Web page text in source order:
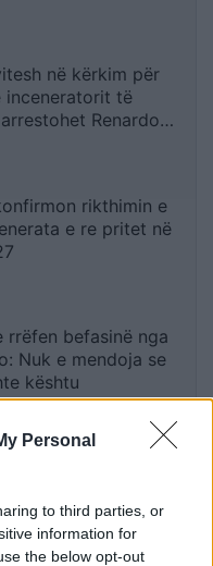
Personal
to third parties, or
information for
the below opt-out
në kërkim për
inceneratorit të
Renardo
rikthimin e
e re pritet në
rrëfen befasinë nga
Nuk e mendoja se
kështu
u përhapën drejt